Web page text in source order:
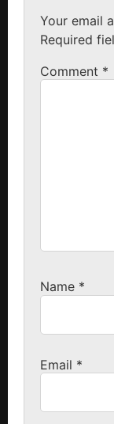
Your email
Required
Comment *
Name *
Email *